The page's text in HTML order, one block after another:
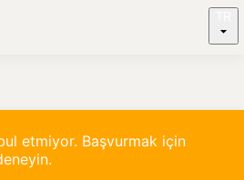
etmiyor. Başvurmak için